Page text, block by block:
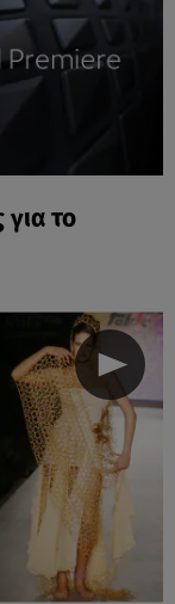
για το